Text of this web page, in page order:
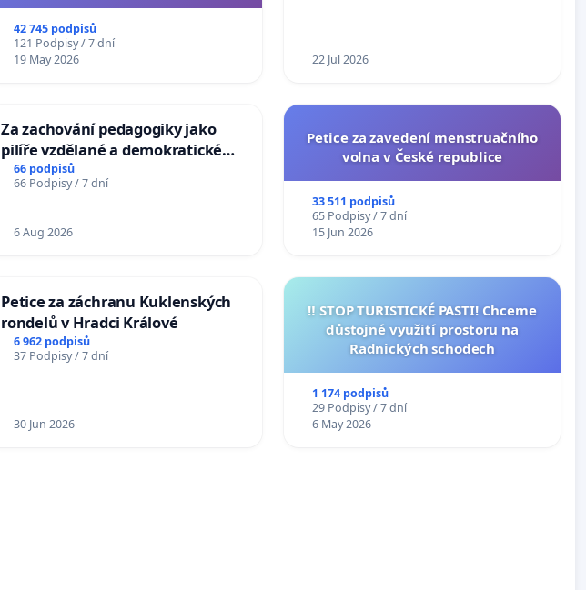
na přijetí usnesení k podání ústavní
žaloby na prezidenta republiky
42 745 podpisů
121 Podpisy / 7 dní
19 May 2026
22 Jul 2026
Za zachování pedagogiky jako
pilíře vzdělané a demokratické
společnosti
66 podpisů
66 Podpisy / 7 dní
6 Aug 2026
Petice za zavedení menstruačního
volna v České republice
33 511 podpisů
65 Podpisy / 7 dní
15 Jun 2026
Petice za záchranu Kuklenských
rondelů v Hradci Králové
6 962 podpisů
37 Podpisy / 7 dní
30 Jun 2026
‼️ STOP TURISTICKÉ PASTI! Chceme
důstojné využití prostoru na
Radnických schodech
1 174 podpisů
29 Podpisy / 7 dní
6 May 2026